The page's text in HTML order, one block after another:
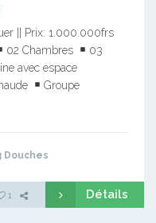
|| Prix: 1.000.000frs
02 Chambres
03
avec espace
Groupe
Douches
1 Détails